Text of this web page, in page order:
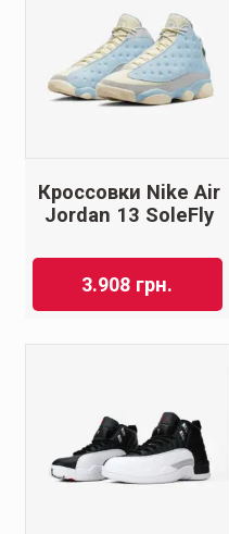
Кроссовки Nike Air
Jordan 13 SoleFly
3.908 грн.